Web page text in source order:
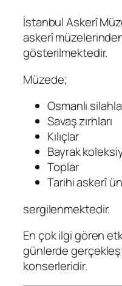
İstanbul Askerî
askerî
gösterilmektedir.
Müzede;
Osmanlı
Savaş zırhları
Kılıçlar
Bayrak
Toplar
Tarihi askerî
sergilenmektedir.
En çok ilgi gören
günlerde
konserleridir.